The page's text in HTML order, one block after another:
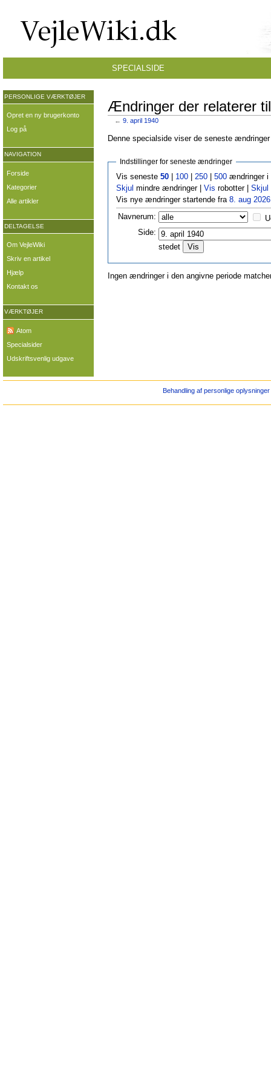
Ændringer der relaterer
← 9. april 1940
Denne specialside viser de seneste
Indstillinger for seneste ændringer
Vis seneste 50| 100| 250| 500ændringer i
Skjul mindre ændringer | Vis robotter | Skjul
Vis nye ændringer startende fra 8. aug
Navnerum:
Side:
stedet
Ingen ændringer i den angivne periode
SPECIALSIDE
PERSONLIGE VÆRKTØJER
Opret en ny brugerkonto
Log på
NAVIGATION
Forside
Kategorier
Alle artikler
DELTAGELSE
Om VejleWiki
Skriv en artikel
Hjælp
Kontakt os
VÆRKTØJER
Atom
Specialsider
Udskriftsvenlig udgave
Behandling af personlige oplysninger